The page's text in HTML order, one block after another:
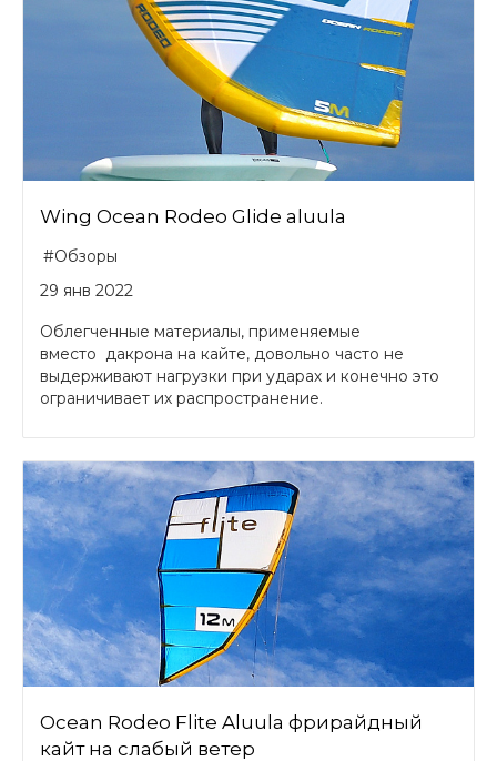
Wing Ocean Rodeo Glide aluula
#Обзоры
29 янв 2022
Облегченные материалы, применяемые
вместо дакрона на кайте, довольно часто не
выдерживают нагрузки при ударах и конечно это
ограничивает их распространение.
Ocean Rodeo Flite Aluula фрирайдный
кайт на слабый ветер